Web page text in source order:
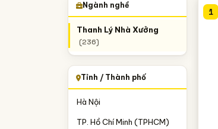
Ngành nghề
Thanh Lý Nhà Xưởng
(236)
Tỉnh / Thành phố
Hà Nội
TP. Hồ Chí Minh (TPHCM)
1